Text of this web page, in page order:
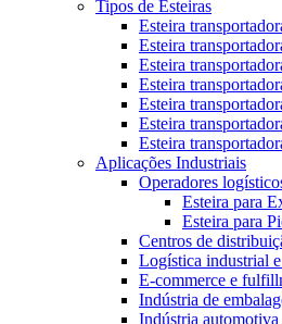
Tipos de Esteiras
Esteira
Esteira
Esteira
Esteira
Esteira
Esteira
Esteira
Aplicações Industriais
Operadores
Esteira para
Esteira para
Centros de
Logística industrial
E-commerce e
Indústria de
Indústria automotiva